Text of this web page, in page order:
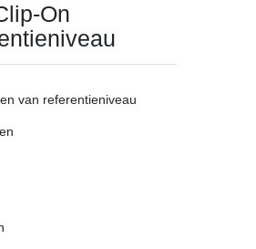
On
van referentieniveau